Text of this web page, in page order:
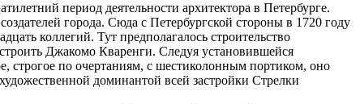
период деятельности архитектора в Петербурге.
города. Сюда с Петербургской стороны в 1720 году
коллегий. Тут предполагалось строительство
Джакомо Кваренги. Следуя установившейся
строгое по очертаниям, с шестиколонным портиком, оно
доминантой всей застройки Стрелки